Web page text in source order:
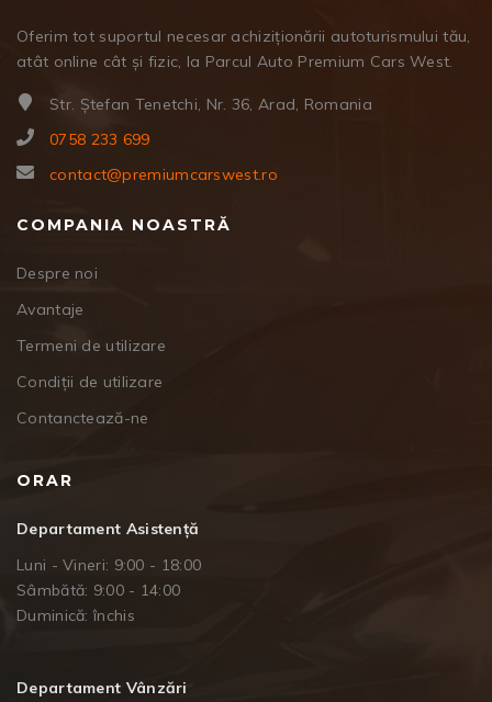
Oferim tot suportul necesar achiziționării autoturismului tău,
atât online cât și fizic, la Parcul Auto Premium Cars West.
Str. Ștefan Tenetchi, Nr. 36, Arad, Romania
0758 233 699
contact@premiumcarswest.ro
COMPANIA NOASTRĂ
Despre noi
Avantaje
Termeni de utilizare
Condiții de utilizare
Contanctează-ne
ORAR
Departament Asistență
Luni - Vineri: 9:00 - 18:00
Sâmbătă: 9:00 - 14:00
Duminică: închis
Departament Vânzări